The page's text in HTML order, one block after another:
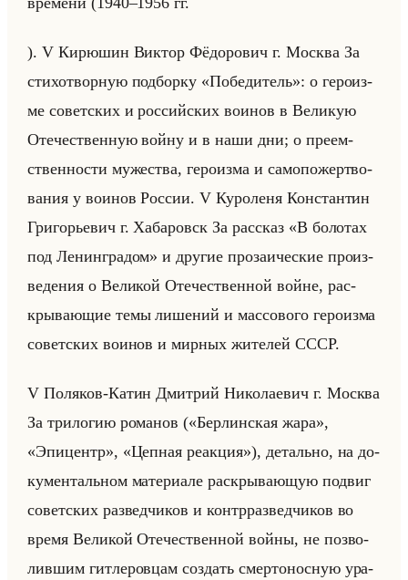
). V Ки­рю­шин Вик­тор Фё­до­ро­вич г. Москва За
сти­хо­твор­ную под­бор­ку «Победитель»: о ге­ро­из­
ме со­вет­ских и рос­сийских во­инов в Ве­ли­кую
Оте­че­ствен­ную войну и в наши дни; о пре­ем­
ствен­но­сти му­же­ства, ге­ро­из­ма и са­мо­по­жерт­во­
ва­ния у во­инов Рос­сии. V Ку­ро­ле­ня Кон­стан­тин
Гри­го­рье­вич г. Ха­ба­ровск За рас­сказ «В болотах
под Ленинградом» и дру­гие про­за­иче­ские про­из­
ве­де­ния о Ве­ли­кой Оте­че­ствен­ной войне, рас­
кры­ва­ющие темы ли­ше­ний и мас­со­во­го ге­ро­из­ма
со­вет­ских во­инов и мир­ных жи­те­лей СССР.
V По­ля­ков-Катин Дмит­рий Ни­ко­ла­евич г. Москва
За три­ло­гию ро­ма­нов («Берлинская жара»,
«Эпицентр», «Цепная реакция»), де­тально, на до­
ку­мен­тальном ма­те­ри­але рас­кры­ва­ющую по­двиг
со­вет­ских раз­вед­чи­ков и контр­раз­вед­чи­ков во
время Ве­ли­кой Оте­че­ствен­ной войны, не поз­во­
лив­шим гит­ле­ров­цам со­здать смер­то­нос­ную ура­